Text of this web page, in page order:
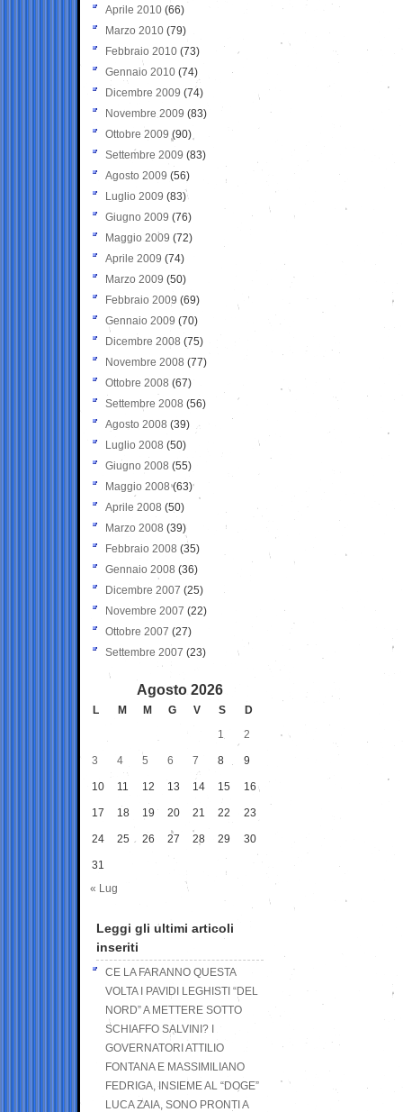
Aprile 2010 (66)
Marzo 2010 (79)
Febbraio 2010 (73)
Gennaio 2010 (74)
Dicembre 2009 (74)
Novembre 2009 (83)
Ottobre 2009 (90)
Settembre 2009 (83)
Agosto 2009 (56)
Luglio 2009 (83)
Giugno 2009 (76)
Maggio 2009 (72)
Aprile 2009 (74)
Marzo 2009 (50)
Febbraio 2009 (69)
Gennaio 2009 (70)
Dicembre 2008 (75)
Novembre 2008 (77)
Ottobre 2008 (67)
Settembre 2008 (56)
Agosto 2008 (39)
Luglio 2008 (50)
Giugno 2008 (55)
Maggio 2008(63)
Aprile 2008 (50)
Marzo 2008 (39)
Febbraio 2008 (35)
Gennaio 2008 (36)
Dicembre 2007 (25)
Novembre 2007 (22)
Ottobre 2007 (27)
Settembre 2007 (23)
Agosto 2026
L M M G V S
D
1
2
3 4 5 6 7 8 9
10 11 12 13 14 15 16
17 18 19 20 21 22 23
24 25 26 27 28 29 30
31
« Lug
Leggi gli ultimi articoli
inseriti
CE LA FARANNO QUESTA
VOLTA I PAVIDI LEGHISTI “DEL
NORD” A METTERE SOTTO
SCHIAFFO SALVINI? I
GOVERNATORI ATTILIO
FONTANA E MASSIMILIANO
FEDRIGA, INSIEME AL “DOGE”
LUCA ZAIA, SONO PRONTI A